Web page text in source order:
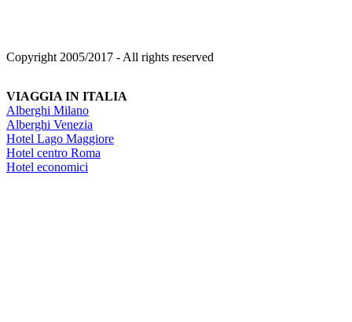
Copyright 2005/2017 - All rights reserved
VIAGGIA IN ITALIA
Alberghi Milano
Alberghi Venezia
Hotel Lago Maggiore
Hotel centro Roma
Hotel economici